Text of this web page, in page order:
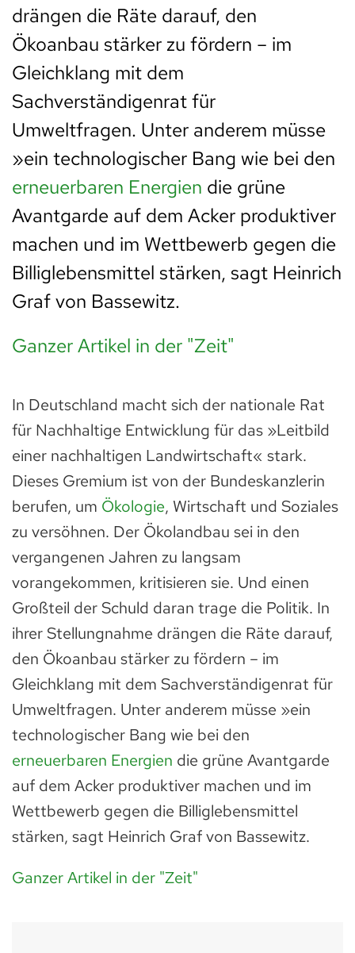
drängen die Räte darauf, den
Ökoanbau stärker zu fördern – im
Gleichklang mit dem
Sachverständigenrat für
Umweltfragen. Unter anderem müsse
»ein technologischer Bang wie bei den
erneuerbaren Energien die grüne
Avantgarde auf dem Acker produktiver
machen und im Wettbewerb gegen die
Billiglebensmittel stärken, sagt Heinrich
Graf von Bassewitz.
Ganzer Artikel in der "Zeit"
In Deutschland macht sich der nationale Rat
für Nachhaltige Entwicklung für das »Leitbild
einer nachhaltigen Landwirtschaft« stark.
Dieses Gremium ist von der Bundeskanzlerin
berufen, um Ökologie, Wirtschaft und Soziales
zu versöhnen. Der Ökolandbau sei in den
vergangenen Jahren zu langsam
vorangekommen, kritisieren sie. Und einen
Großteil der Schuld daran trage die Politik. In
ihrer Stellungnahme drängen die Räte darauf,
den Ökoanbau stärker zu fördern – im
Gleichklang mit dem Sachverständigenrat für
Umweltfragen. Unter anderem müsse »ein
technologischer Bang wie bei den
erneuerbaren Energien die grüne Avantgarde
auf dem Acker produktiver machen und im
Wettbewerb gegen die Billiglebensmittel
stärken, sagt Heinrich Graf von Bassewitz.
Ganzer Artikel in der "Zeit"